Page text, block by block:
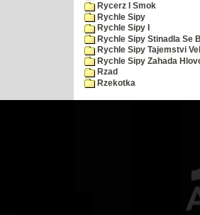
Rycerz I Smok
Rychle Sipy
Rychle Sipy I
Rychle Sipy Stinadla Se
Rychle Sipy Tajemstvi
Rychle Sipy Zahada
Rzad
Rzekotka